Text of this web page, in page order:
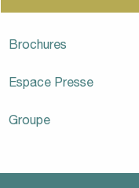
Brochures
Espace Presse
Groupe